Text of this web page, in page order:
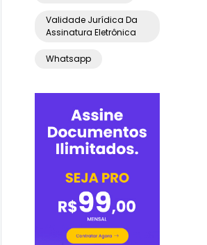
Validade Jurídica Da
Assinatura Eletrônica
Whatsapp